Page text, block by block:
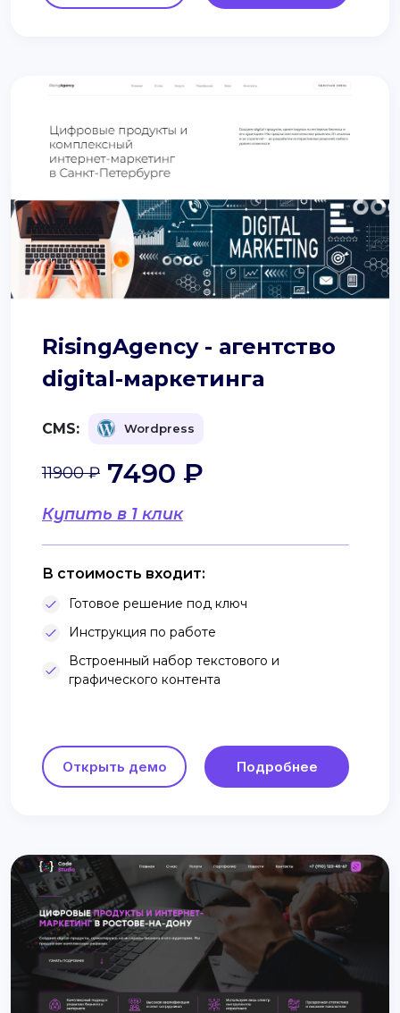
RisingAgency - агентство
digital-маркетинга
CMS: Wordpress
Купить в 1 клик
11900 ₽ 7490 ₽
В стоимость входит:
Готовое решение под ключ
Инструкция по работе
Встроенный набор текстового и
графического контента
Открыть демо Подробнее